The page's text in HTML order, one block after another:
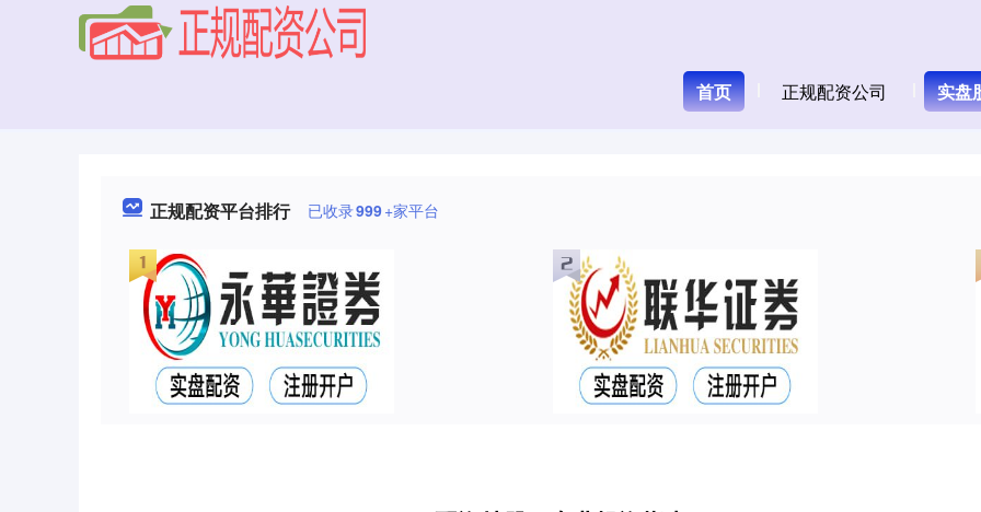
首页 正规配资公司 实盘
正规配资平台排行 已收录999+家平台